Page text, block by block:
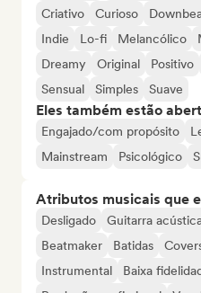
Criativo
Curioso
Indie
Lo-fi Melancólico
Dreamy
Original Positivo
Sensual
Simples Suave
Eles também estão
Engajado/com propósito
Mainstream
Psicológico
Atributos musicais que
Desligado Guitarra
Beatmaker
Batidas
Instrumental
Baixa